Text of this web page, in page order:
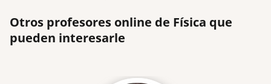
Otros profesores online de Física que
pueden interesarle